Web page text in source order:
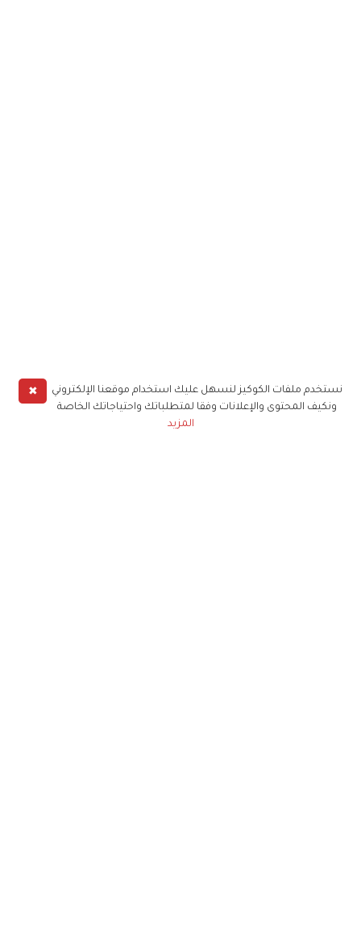
✖
نستخدم ملفات الكوكيز لنسهل عليك استخدام موقعنا الإلكتروني
ونكيف المحتوى والإعلانات وفقا لمتطلباتك واحتياجاتك الخاصة
المزيد